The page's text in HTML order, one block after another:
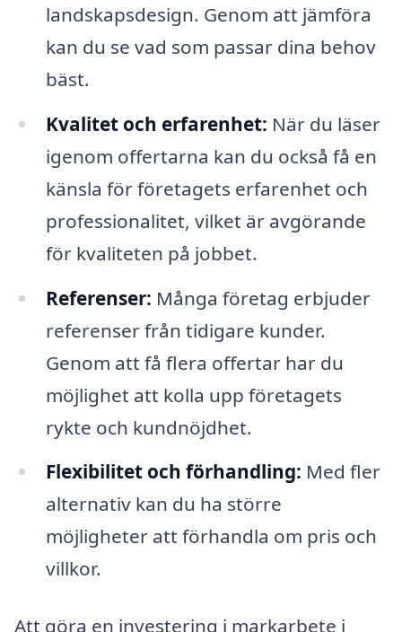
landskapsdesign. Genom att jämföra
kan du se vad som passar dina behov
bäst.
Kvalitet och erfarenhet: När du läser
igenom offertarna kan du också få en
känsla för företagets erfarenhet och
professionalitet, vilket är avgörande
för kvaliteten på jobbet.
Referenser: Många företag erbjuder
referenser från tidigare kunder.
Genom att få flera offertar har du
möjlighet att kolla upp företagets
rykte och kundnöjdhet.
Flexibilitet och förhandling: Med fler
alternativ kan du ha större
möjligheter att förhandla om pris och
villkor.
Att göra en investering i markarbete i